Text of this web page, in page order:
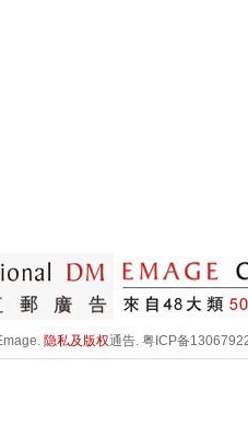
隐私及版权通告. 粤ICP备